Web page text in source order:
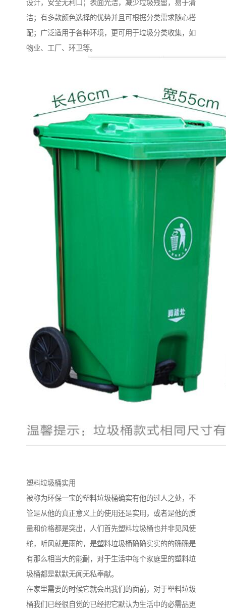
设计，安全无利口；表面光洁，减少垃圾残留，易于清
洁；有多款颜色选择的优势并且可根据分类需求随心搭
配；广泛适用于各种环境，更可用于垃圾分类收集，如
物业、工厂、环卫等。
塑料垃圾桶实用
被称为环保一宝的塑料垃圾桶确实有他的过人之处，不
管是从他的真正意义上的使用还是实用，或者是他的质
量和价格都是突出，人们首先塑料垃圾桶也并非见风使
舵，听风就是雨的，是塑料垃圾桶确确实实的的确确是
有那么相当大的能耐，对于生活中每个家庭里的塑料垃
圾桶都是默默无闻无私奉献。
在家里需要的时候它就会出我们的面前，对于塑料垃圾
桶我们已经很自觉的已经把它默认为生活中的必需品更